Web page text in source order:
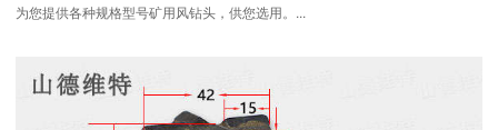
为您提供各种规格型号矿用风钻头，供您选用。...